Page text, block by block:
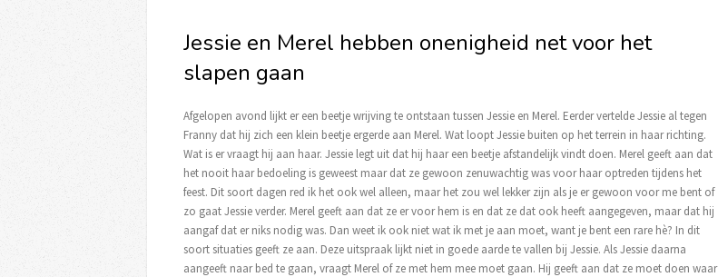
Jessie en Merel hebben onenigheid net voor het
slapen gaan
Afgelopen avond lijkt er een beetje wrijving te ontstaan tussen Jessie en Merel. Eerder vertelde Jessie al tegen
Franny dat hij zich een klein beetje ergerde aan Merel. Wat loopt Jessie buiten op het terrein in haar richting.
Wat is er vraagt hij aan haar. Jessie legt uit dat hij haar een beetje afstandelijk vindt doen. Merel geeft aan dat
het nooit haar bedoeling is geweest maar dat ze gewoon zenuwachtig was voor haar optreden tijdens het
feest. Dit soort dagen red ik het ook wel alleen, maar het zou wel lekker zijn als je er gewoon voor me bent of
zo gaat Jessie verder. Merel geeft aan dat ze er voor hem is en dat ze dat ook heeft aangegeven, maar dat hij
aangaf dat er niks nodig was. Dan weet ik ook niet wat ik met je aan moet, want je bent een rare hè? In dit
soort situaties geeft ze aan. Deze uitspraak lijkt niet in goede aarde te vallen bij Jessie. Als Jessie daarna
aangeeft naar bed te gaan, vraagt Merel of ze met hem mee moet gaan. Hij geeft aan dat ze moet doen waar